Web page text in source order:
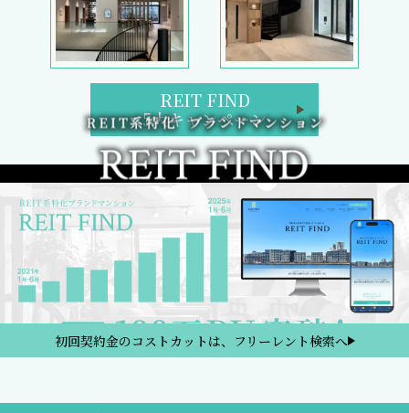
REIT FIND
5大キャンペーン
初回契約金のコストカットは、フリーレント検索へ